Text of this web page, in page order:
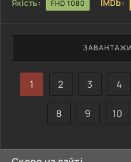
Якість: FHD 1080 IMDb:
1 2 3 4
8 9 10